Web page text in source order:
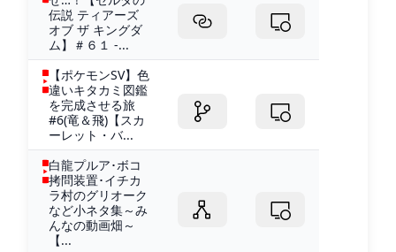
伝説 ティアーズ
オブ ザ キングダ
ム】＃６１ -...
【ポケモンSV】色
違いキタカミ図鑑
を完成させる旅
#6(竜＆飛)【スカ
ーレット・バ...
白龍プルア･ボコ
拷問装置･イチカ
ラ村のグリオーク
など小ネタ集～み
んなの動画畑～
【...